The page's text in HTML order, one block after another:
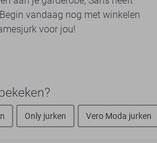
vandaag nog met winkelen
voor jou!
Only jurken Vero Moda jurken